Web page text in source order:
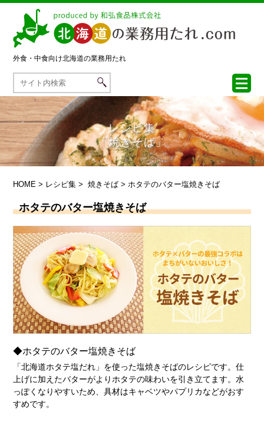
外食・中食向け北海道の業務用たれ
レシピ集
「焼きそば」
HOME > レシピ集 >焼きそば > ホタテのバター塩焼きそば
ホタテのバター塩焼きそば
◆ホタテのバター塩焼きそば
「北海道ホタテ塩だれ」を使った塩焼きそばのレシピです。仕
上げに加えたバターがよりホタテの味わいを引き立てます。水
っぽくなりやすいため、具材はキャベツやパプリカなどがおす
すめです。